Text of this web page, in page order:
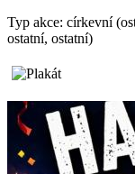
Typ akce: církevní
ostatní, ostatní)